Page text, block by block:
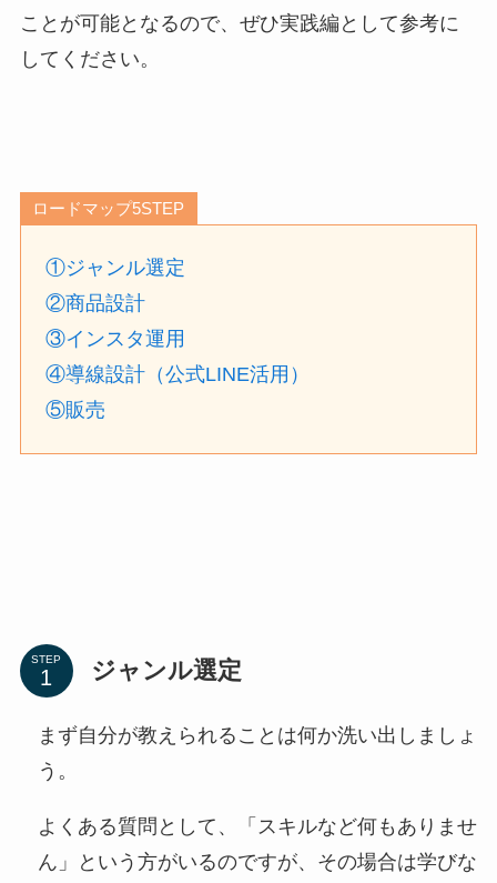
ことが可能となるので、ぜひ実践編として参考に
してください。
ロードマップ5STEP
①ジャンル選定
②商品設計
③インスタ運用
④導線設計（公式LINE活用）
⑤販売
STEP ジャンル選定
まず自分が教えられることは何か洗い出しましょ
う。
よくある質問として、「スキルなど何もありませ
ん」という方がいるのですが、その場合は学びな